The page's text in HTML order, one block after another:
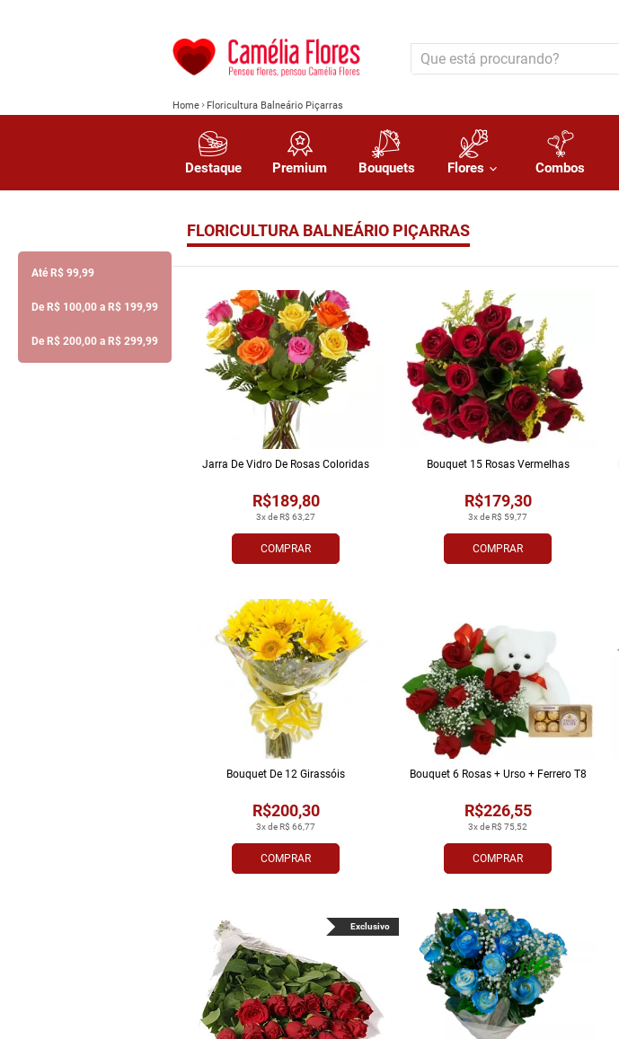
Até R$ 99,99
De R$ 100,00 a R$ 199,99
De R$ 200,00 a R$ 299,99
Destaque Premium Bouquets Flores Combos
Home Floricultura Balneário Piçarras
FLORICULTURA BALNEÁRIO PIÇARRAS
COMPRAR
3x de R$ 63,27
R$189,80
Jarra De Vidro De Rosas Coloridas
COMPRAR
3x de R$ 59,77
R$179,30
Bouquet 15 Rosas Vermelhas
COMPRAR
3x de R$ 66,77
R$200,30
Bouquet De 12 Girassóis
COMPRAR
3x de R$ 75,52
R$226,55
Bouquet 6 Rosas + Urso + Ferrero T8
Exclusivo